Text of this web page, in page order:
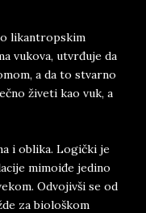
likantropskim
vukova, utvrđuje da
a da to stvarno
živeti kao vuk, a
i oblika. Logički je
mimoiđe jedino
Odvojivši se od
za biološkom